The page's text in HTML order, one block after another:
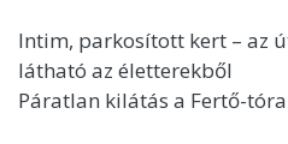
Intim, parkosított kert – az
látható az életterekből
Páratlan kilátás a Fertő-tóra